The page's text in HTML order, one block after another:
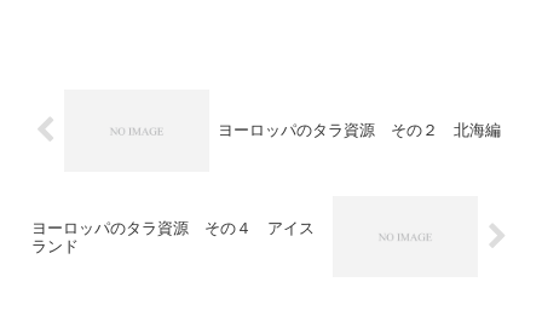
ヨーロッパのタラ資源 その２ 北海編
ヨーロッパのタラ資源 その４ アイス
ランド